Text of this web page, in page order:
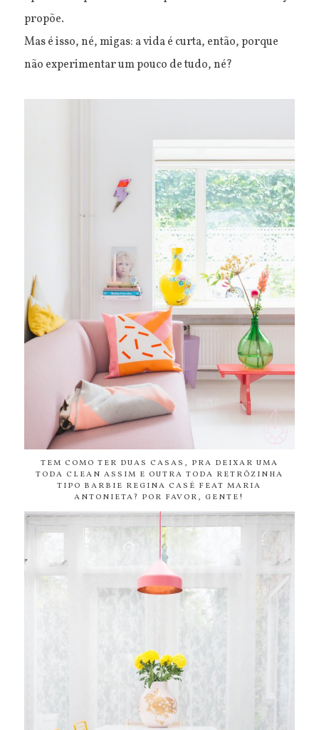
propõe.
Mas é isso, né, migas: a vida é curta, então, porque
não experimentar um pouco de tudo, né?
TEM COMO TER DUAS CASAS, PRA DEIXAR UMA
TODA CLEAN ASSIM E OUTRA TODA RETRÔZINHA
TIPO BARBIE REGINA CASÉ FEAT MARIA
ANTONIETA? POR FAVOR, GENTE!